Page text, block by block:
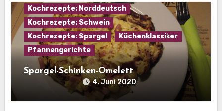
Kochrezepte: Norddeutsch
Kochrezepte: Schwein
Kochrezepte: Spargel
Küchenklassiker
Pfannengerichte
Spargel-Schinken-Omelett
4. Juni 2020